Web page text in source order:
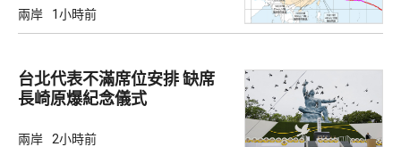
兩岸 1小時前
台北代表不滿席位安排 缺席
長崎原爆紀念儀式
兩岸 2小時前